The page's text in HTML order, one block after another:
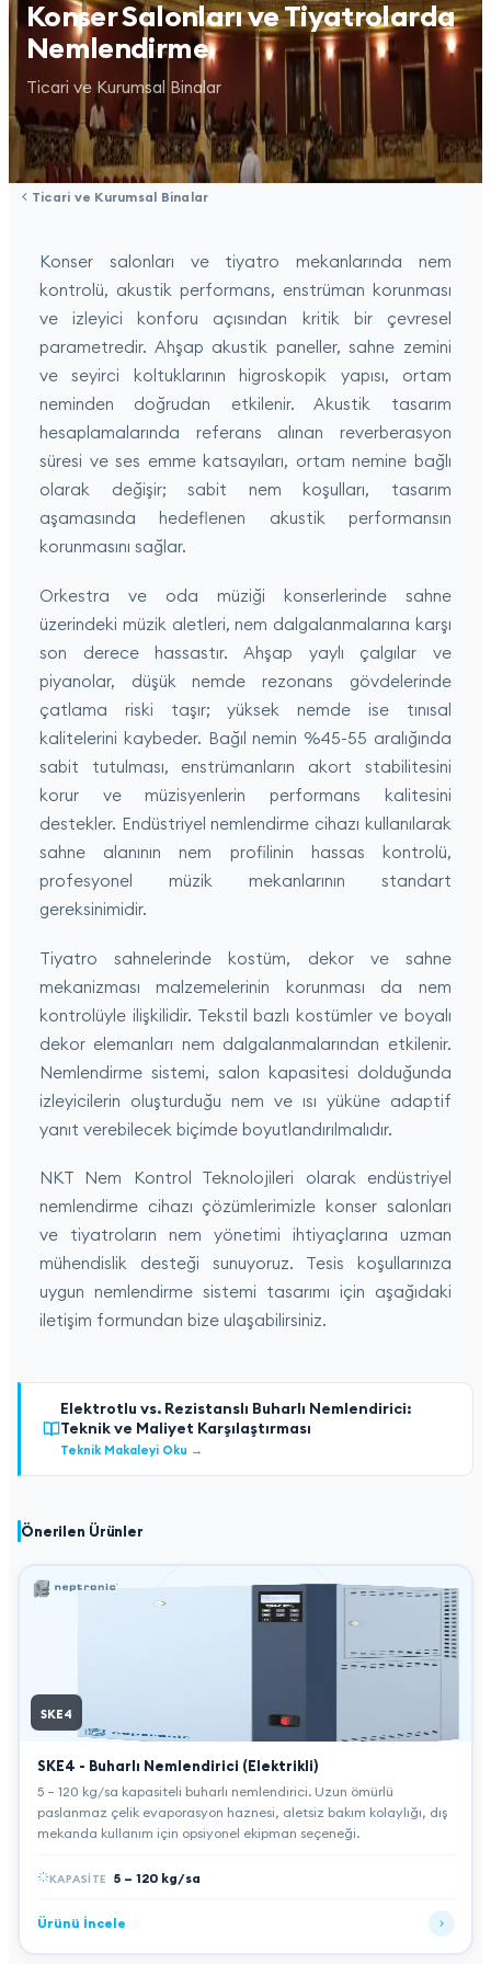
Konser Salonları ve Tiyatrolarda
Nemlendirme
Ticari ve Kurumsal Binalar
Ticari ve Kurumsal Binalar
Konser salonları ve tiyatro mekanlarında nem
kontrolü, akustik performans, enstrüman korunması
ve izleyici konforu açısından kritik bir çevresel
parametredir. Ahşap akustik paneller, sahne zemini
ve seyirci koltuklarının higroskopik yapısı, ortam
neminden doğrudan etkilenir. Akustik tasarım
hesaplamalarında referans alınan reverberasyon
süresi ve ses emme katsayıları, ortam nemine bağlı
olarak değişir; sabit nem koşulları, tasarım
aşamasında hedeflenen akustik performansın
korunmasını sağlar.
Orkestra ve oda müziği konserlerinde sahne
üzerindeki müzik aletleri, nem dalgalanmalarına karşı
son derece hassastır. Ahşap yaylı çalgılar ve
piyanolar, düşük nemde rezonans gövdelerinde
çatlama riski taşır; yüksek nemde ise tınısal
kalitelerini kaybeder. Bağıl nemin %45-55 aralığında
sabit tutulması, enstrümanların akort stabilitesini
korur ve müzisyenlerin performans kalitesini
destekler. Endüstriyel nemlendirme cihazı kullanılarak
sahne alanının nem profilinin hassas kontrolü,
profesyonel müzik mekanlarının standart
gereksinimidir.
Tiyatro sahnelerinde kostüm, dekor ve sahne
mekanizması malzemelerinin korunması da nem
kontrolüyle ilişkilidir. Tekstil bazlı kostümler ve boyalı
dekor elemanları nem dalgalanmalarından etkilenir.
Nemlendirme sistemi, salon kapasitesi dolduğunda
izleyicilerin oluşturduğu nem ve ısı yüküne adaptif
yanıt verebilecek biçimde boyutlandırılmalıdır.
NKT Nem Kontrol Teknolojileri olarak endüstriyel
nemlendirme cihazı çözümlerimizle konser salonları
ve tiyatroların nem yönetimi ihtiyaçlarına uzman
mühendislik desteği sunuyoruz. Tesis koşullarınıza
uygun nemlendirme sistemi tasarımı için aşağıdaki
iletişim formundan bize ulaşabilirsiniz.
Elektrotlu vs. Rezistanslı Buharlı Nemlendirici:
Teknik ve Maliyet Karşılaştırması
Teknik Makaleyi Oku →
Önerilen Ürünler
SKE4
SKE4 - Buharlı Nemlendirici (Elektrikli)
5 – 120 kg/sa kapasiteli buharlı nemlendirici. Uzun ömürlü
paslanmaz çelik evaporasyon haznesi, aletsiz bakım kolaylığı, dış
mekanda kullanım için opsiyonel ekipman seçeneği.
KAPASITE 5 – 120 kg/sa
Ürünü İncele